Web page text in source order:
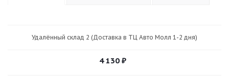
Удалённый склад 2 (Доставка в ТЦ Авто Молл 1-2 дня)
4 130 ₽